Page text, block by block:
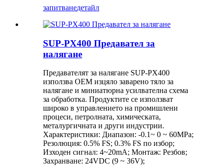
запитванедетайл
SUP-PX400 Предавател за
налягане
Предавателят за налягане SUP-PX400
използва OEM изцяло заварено тяло за
налягане и миниатюрна усилвателна схема
за обработка. Продуктите се използват
широко в управлението на промишлени
процеси, петролната, химическата,
металургичната и други индустрии.
Характеристики: Диапазон: -0.1~ 0 ~ 60MPa;
Резолюция: 0.5% FS; 0.3% FS по избор;
Изходен сигнал: 4~20mA; Монтаж: Резбов;
Захранване: 24VDC (9 ~ 36V);